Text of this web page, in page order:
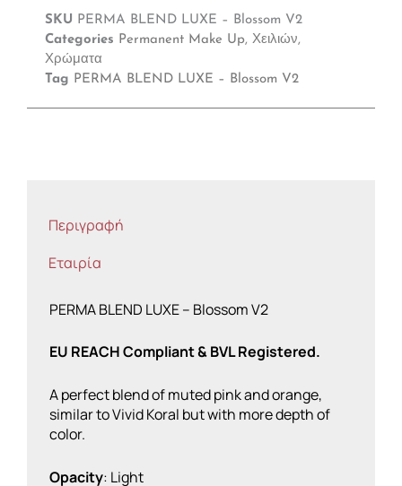
SKU PERMA BLEND LUXE – Blossom V2
Categories Permanent Make Up, Χειλιών,
Χρώματα
Tag PERMA BLEND LUXE – Blossom V2
Περιγραφή
Εταιρία
PERMA BLEND LUXE – Blossom V2
EU REACH Compliant & BVL Registered.
A perfect blend of muted pink and orange,
similar to Vivid Koral but with more depth of
color.
Opacity: Light